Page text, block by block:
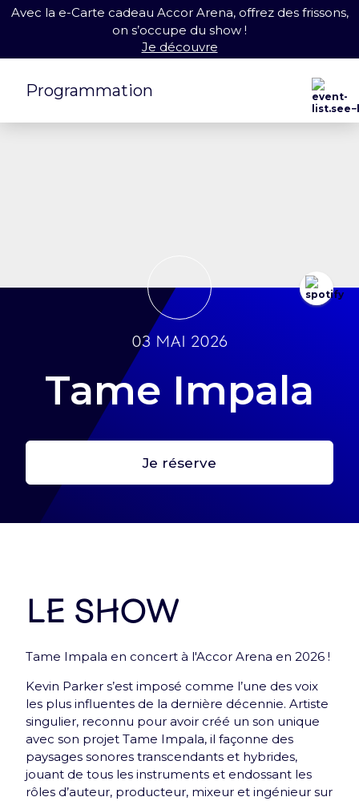
Première étape : crée ton profil
Me connecter
Nouveauté : e-Carte cadeau
Offrez le meilleur de l'Accor Arena à vos proches
grâce à la e-Carte cadeau
Avec la e-Carte cadeau Accor Arena, offrez des frissons,
on s’occupe du show !
Je découvre
Programmation
03 mai 2026
Tame Impala
Je réserve
Le show
Tame Impala en concert à l'Accor Arena en 2026 !
Kevin Parker s’est imposé comme l’une des voix
les plus influentes de la dernière décennie. Artiste
singulier, reconnu pour avoir créé un son unique
avec son projet Tame Impala, il façonne des
paysages sonores transcendants et hybrides,
jouant de tous les instruments et endossant les
rôles d’auteur, producteur, mixeur et ingénieur sur